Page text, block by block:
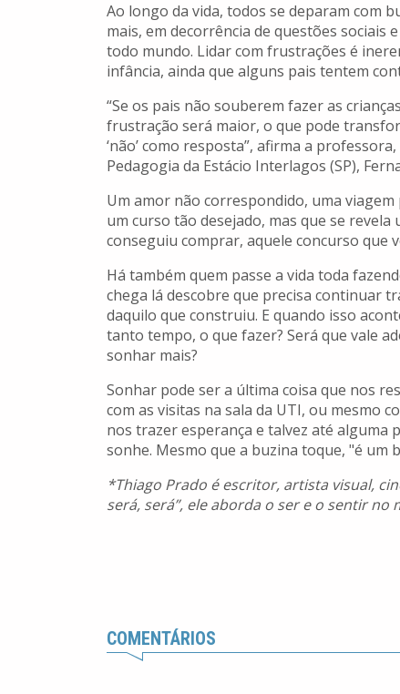
Ao longo da vida, todos se deparam com
mais, em decorrência de questões sociais
todo mundo. Lidar com frustrações é
infância, ainda que alguns pais tentem
“Se os pais não souberem fazer as
frustração será maior, o que pode
‘não’ como resposta”, afirma a
Pedagogia da Estácio Interlagos (SP),
Um amor não correspondido, uma
um curso tão desejado, mas que se
conseguiu comprar, aquele concurso que
Há também quem passe a vida toda
chega lá descobre que precisa continuar
daquilo que construiu. E quando isso
tanto tempo, o que fazer? Será que vale
sonhar mais?
Sonhar pode ser a última coisa que nos
com as visitas na sala da UTI, ou mesmo
nos trazer esperança e talvez até alguma
sonhe. Mesmo que a buzina toque, "é um
*Thiago Prado é escritor, artista visual,
será, será”, ele aborda o ser e o sentir
COMENTÁRIOS